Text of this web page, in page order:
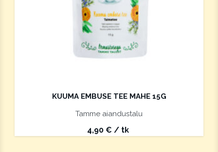
KUUMA EMBUSE TEE MAHE 15G
Tamme aiandustalu
4,90 € / tk